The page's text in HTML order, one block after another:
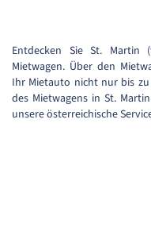
Entdecken Sie St.
Mietwagen. Über den
Ihr Mietauto nicht nur bis
des Mietwagens in St.
unsere österreichische